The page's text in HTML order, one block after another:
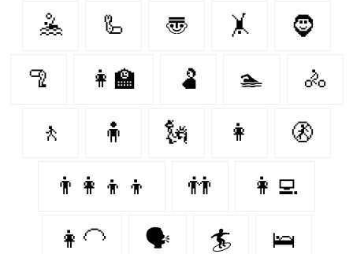
🤽 🦾 〠 🤸 🧔‍
🦿 👩‍🏫 🫃 🏊 🚴
🚶 🧍 🗽 👩 🚷
👨‍👩‍👦‍👦 👬 👩‍💻
👩‍🦲 🗣️ 🏄 🛌